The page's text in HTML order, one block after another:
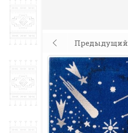
Предыдущий